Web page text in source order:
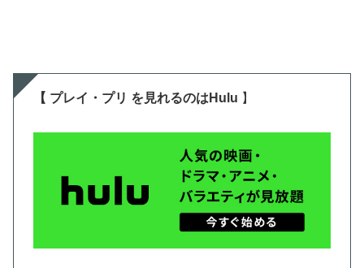
【 プレイ・プリ を 見れるのはHulu 】